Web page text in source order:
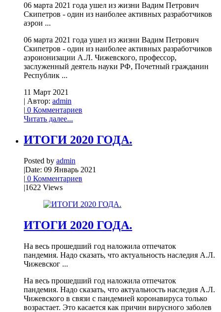
06 марта 2021 года ушел из жизни Вадим Петрович
Скипетров - один из наиболее активных разработчиков
аэрои ...
06 марта 2021 года ушел из жизни Вадим Петрович
Скипетров - один из наиболее активных разработчиков
аэроионизации А.Л. Чижевского, профессор,
заслуженный деятель науки РФ, Почетный гражданин
Республик ...
11 Март 2021
| Автор: admin
| 0 Комментариев
Читать далее...
ИТОГИ 2020 ГОДА.
Posted by admin
|Date: 09 Январь 2021
| 0 Комментариев
|1622 Views
ИТОГИ 2020 ГОДА.
На весь прошедший год наложила отпечаток
пандемия. Надо сказать, что актуальность наследия А.Л.
Чижевског ...
На весь прошедший год наложила отпечаток
пандемия. Надо сказать, что актуальность наследия А.Л.
Чижевского в связи с пандемией коронавируса только
возрастает. Это касается как причин вирусного заболев